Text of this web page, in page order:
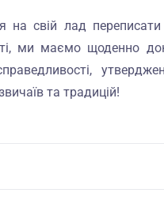
на свій лад
ми маємо щоденно
та традицій!